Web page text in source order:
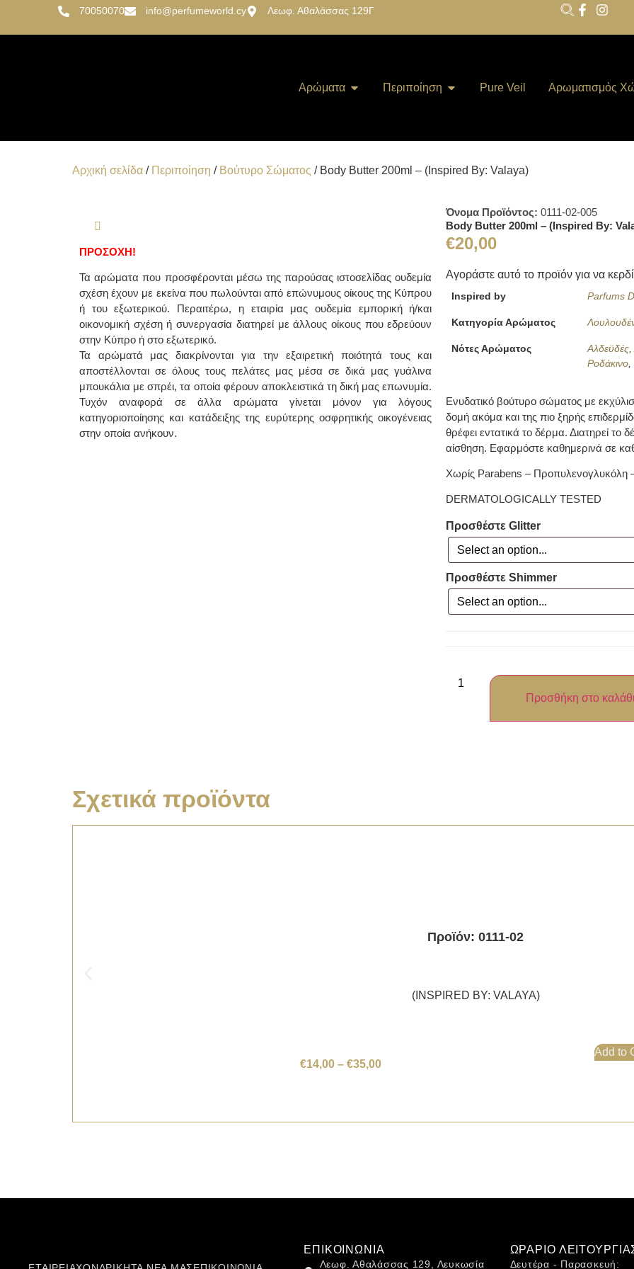
70050070 info@perfumeworld.cy Λεωφ. Αθαλάσσας 129Γ
Αρώματα Περιποίηση Pure Veil Αρωματισμός
Αρχική σελίδα / Περιποίηση / Βούτυρο Σώματος / Body Butter 200ml – (Inspired By: Valaya)
ΠΡΟΣΟΧΗ!
Τα αρώματα που προσφέρονται μέσω της παρούσας ιστοσελίδας ουδεμία
σχέση έχουν με εκείνα που πωλούνται από επώνυμους οίκους της Κύπρου
ή του εξωτερικού. Περαιτέρω, η εταιρία μας ουδεμία εμπορική ή/και
οικονομική σχέση ή συνεργασία διατηρεί με άλλους οίκους που εδρεύουν
στην Κύπρο ή στο εξωτερικό.
Τα αρώματά μας διακρίνονται για την εξαιρετική ποιότητά τους και
αποστέλλονται σε όλους τους πελάτες μας μέσα σε δικά μας γυάλινα
μπουκάλια με σπρέι, τα οποία φέρουν αποκλειστικά τη δική μας επωνυμία.
Τυχόν αναφορά σε άλλα αρώματα γίνεται μόνον για λόγους
κατηγοριοποίησης και κατάδειξης της ευρύτερης οσφρητικής οικογένειας
στην οποία ανήκουν.
Όνομα Προϊόντος:0111-02-005
Body Butter 200ml – (Inspired By:
€20,00
Αγοράστε αυτό το προϊόν για να
Inspired by Parfums
Κατηγορία Αρώματος
Νότες Αρώματος Αλδεϋδές,
Ροδάκινο,
Ενυδατικό βούτυρο σώματος με
δομή ακόμα και της πιο ξηρής
θρέφει εντατικά το δέρμα. Διατηρεί το
αίσθηση. Εφαρμόστε καθημερινά σε
Χωρίς Parabens – Προπυλενογλυκόλη
DERMATOLOGICALLY TESTED
Προσθέστε Glitter
Προσθέστε Shimmer
Προσθήκη στο
Σχετικά προϊόντα
Προϊόν: 0111-02
(INSPIRED BY: VALAYA)
€14,00 – €35,00
Add to
ΕΠΙΚΟΙΝΩΝΙΑ
Λεωφ. Αθαλάσσας 129, Λευκωσία
ΩΡΑΡΙΟ
Δευτέρα - Παρασκευή: